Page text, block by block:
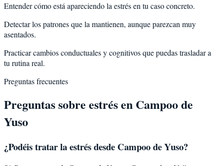
Entender cómo está apareciendo la estrés en tu caso concreto.
Detectar los patrones que la mantienen, aunque parezcan muy
asentados.
Practicar cambios conductuales y cognitivos que puedas trasladar a
tu rutina real.
Preguntas frecuentes
Preguntas sobre estrésen Campoo de
Yuso
¿Podéis tratar laestrésdesde Campoo de Yuso?